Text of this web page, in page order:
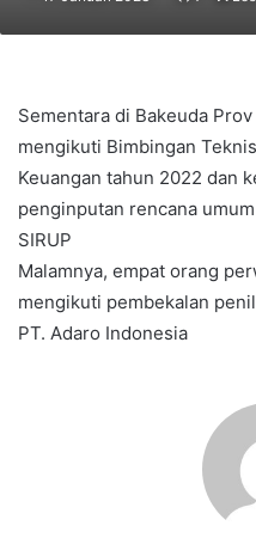
Sementara di Bakeuda
mengikuti Bimbingan
Keuangan tahun 2022 dan
penginputan rencana
SIRUP
Malamnya, empat orang
mengikuti pembekalan
PT. Adaro Indonesia